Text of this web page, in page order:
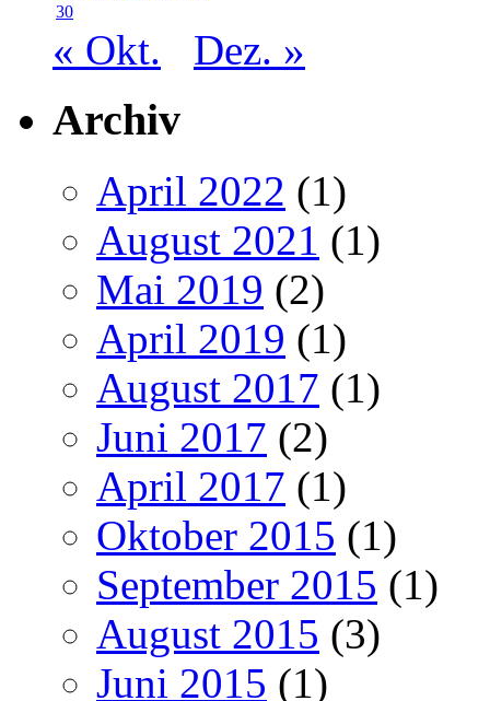
30
« Okt. Dez. »
Archiv
April 2022 (1)
August 2021 (1)
Mai 2019 (2)
April 2019 (1)
August 2017 (1)
Juni 2017 (2)
April 2017 (1)
Oktober 2015 (1)
September 2015 (1)
August 2015 (3)
Juni 2015 (1)